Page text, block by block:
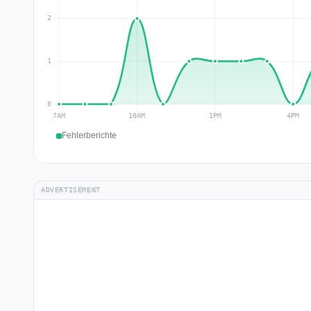
Fehlerberichte
ADVERTISEMENT